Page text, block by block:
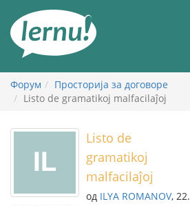
садржају
Форум
Просторија за договоре
Listo de gramatikoj malfacilaĵoj
Listo de
gramatikoj
malfacilaĵoj
од ILYA ROMANOV, 22.